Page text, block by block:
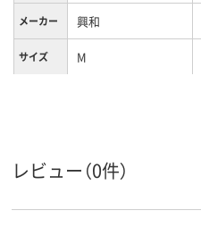
メーカー 興和
サイズ M
レビュー（0件）